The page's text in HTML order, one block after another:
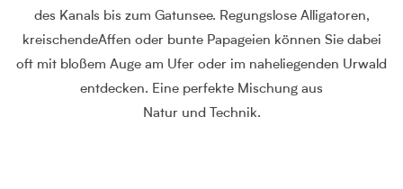
des Kanals bis zum Gatunsee. Regungslose Alligatoren,
kreischendeAffen oder bunte Papageien können Sie dabei
oft mit bloßem Auge am Ufer oder im naheliegenden Urwald
entdecken. Eine perfekte Mischung aus
Natur und Technik.